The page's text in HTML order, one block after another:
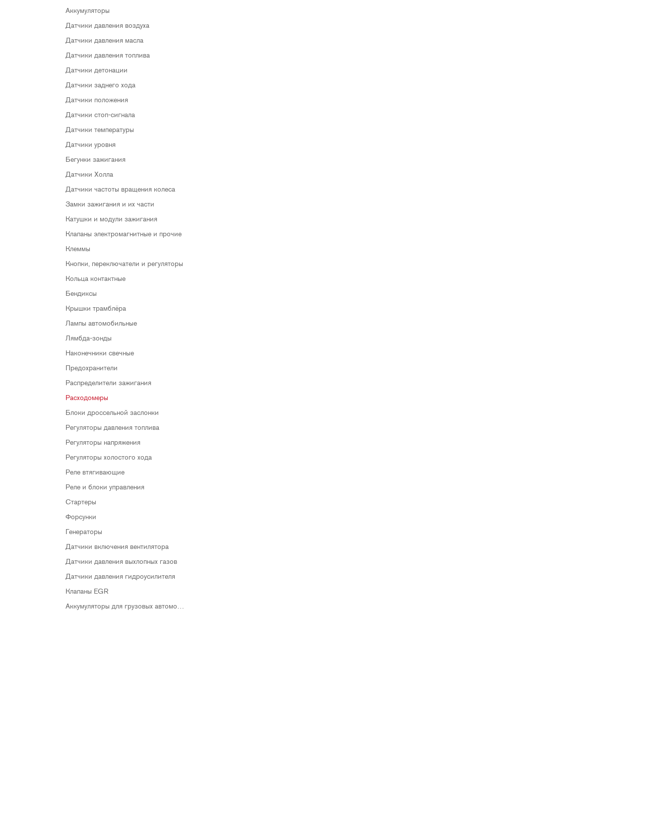
Аккумуляторы
Датчики давления воздуха
Датчики давления масла
Датчики давления топлива
Датчики детонации
Датчики заднего хода
Датчики положения
Датчики стоп-сигнала
Датчики температуры
Датчики уровня
Бегунки зажигания
Датчики Холла
Датчики частоты вращения колеса
Замки зажигания и их части
Катушки и модули зажигания
Клапаны электромагнитные и прочие
Клеммы
Кнопки, переключатели и регуляторы
Кольца контактные
Бендиксы
Крышки трамблёра
Лампы автомобильные
Лямбда-зонды
Наконечники свечные
Предохранители
Распределители зажигания
Расходомеры
Блоки дроссельной заслонки
Регуляторы давления топлива
Регуляторы напряжения
Регуляторы холостого хода
Реле втягивающие
Реле и блоки управления
Стартеры
Форсунки
Генераторы
Датчики включения вентилятора
Датчики давления выхлопных газов
Датчики давления гидроусилителя
Клапаны EGR
Аккумуляторы для грузовых автомобилей